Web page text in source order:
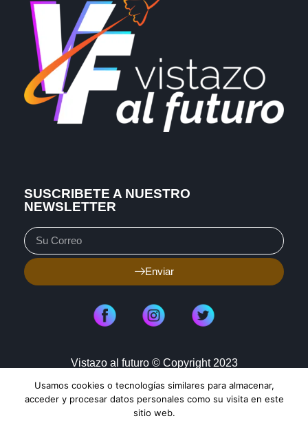
SUSCRIBETE A NUESTRO
NEWSLETTER
Enviar
Vistazo al futuro © Copyright 2023
Aviso de Privacidad
Política de Cookies
Mapa de Sitio
Usamos cookies o tecnologías similares para almacenar,
acceder y procesar datos personales como su visita en este
sitio web.